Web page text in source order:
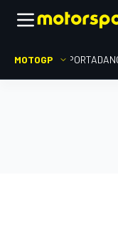
MOTOGP PORTADA